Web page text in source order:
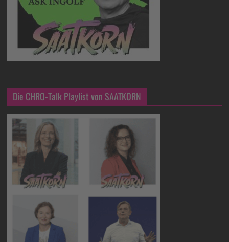
Die CHRO-Talk Playlist von SAATKORN